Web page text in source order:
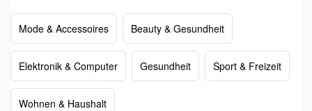
Mode & Accessoires Beauty & Gesundheit
Elektronik & Computer Gesundheit Sport & Freizeit
Wohnen & Haushalt